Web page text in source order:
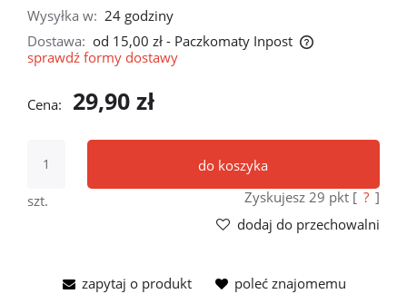
Wysyłka w: 24 godziny
Dostawa: od 15,00 zł - Paczkomaty Inpost
Cena nie zawiera ewentualnych kosztów płatności
sprawdź formy dostawy
Cena: 29,90 zł
szt.
do koszyka
Zyskujesz 29 pkt [ ? ]
dodaj do przechowalni
zapytaj o produkt
poleć znajomemu